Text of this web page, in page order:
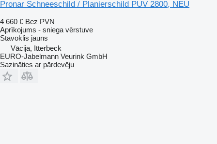
Pronar Schneeschild / Planierschild PUV 2800, NEU
4 660 € Bez PVN
Aprīkojums - sniega vērstuve
Stāvoklis jauns
Vācija, Itterbeck
EURO-Jabelmann Veurink GmbH
Sazināties ar pārdevēju